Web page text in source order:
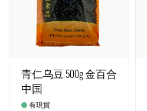
青仁乌豆 500g 金百合
中国
有現貨